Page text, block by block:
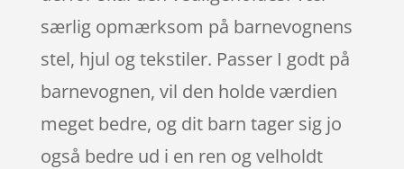
særlig opmærksom på barnevognens
stel, hjul og tekstiler. Passer I godt på
barnevognen, vil den holde værdien
meget bedre, og dit barn tager sig jo
også bedre ud i en ren og velholdt